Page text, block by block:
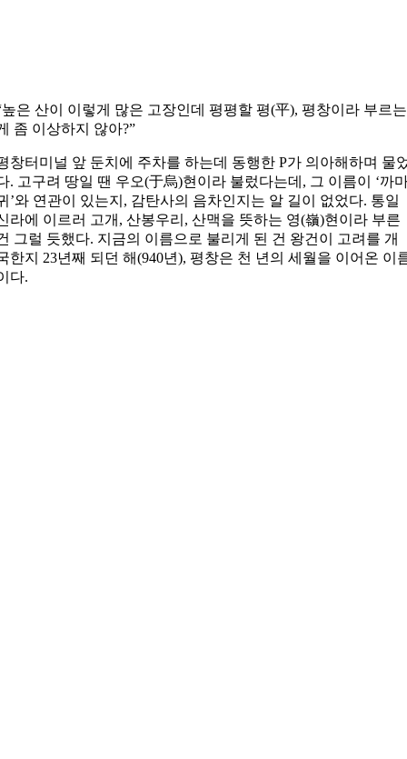
높은 산이 이렇게 많은 고장인데 평평할 평(平), 평창이라 부르는
좀 이상하지 않아?”
창터미널 앞 둔치에 주차를 하는데 동행한 P가 의아해하며 물
. 고구려 땅일 땐 우오(于烏)현이라 불렀다는데, 그 이름이 ‘까
’와 연관이 있는지, 감탄사의 음차인지는 알 길이 없었다. 통일
라에 이르러 고개, 산봉우리, 산맥을 뜻하는 영(嶺)현이라 부른
그럴 듯했다. 지금의 이름으로 불리게 된 건 왕건이 고려를 개
한지 23년째 되던 해(940년), 평창은 천 년의 세월을 이어온 이
다.